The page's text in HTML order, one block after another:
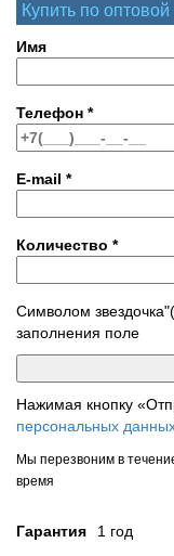
Купить по
Имя
Телефон *
E-mail *
Количество *
Символом
заполнения поле
Нажимая кнопку
персональных
Мы перезвоним в
время
Гарантия
1 год